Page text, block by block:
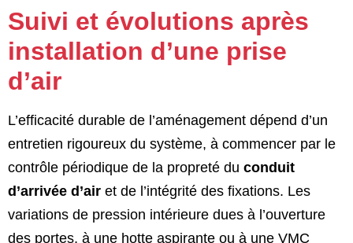
Suivi et évolutions après
installation d’une prise
d’air
L’efficacité durable de l’aménagement dépend d’un
entretien rigoureux du système, à commencer par le
contrôle périodique de la propreté du conduit
d’arrivée d’air et de l’intégrité des fixations. Les
variations de pression intérieure dues à l’ouverture
des portes, à une hotte aspirante ou à une VMC